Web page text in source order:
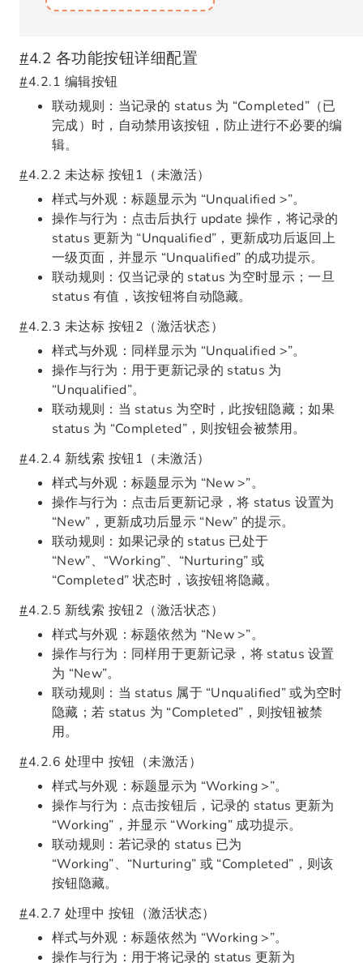
#4.2 各功能按钮详细配置
#4.2.1 编辑按钮
联动规则：当记录的 status 为 “Completed”（已
完成）时，自动禁用该按钮，防止进行不必要的编
辑。
#4.2.2 未达标 按钮1（未激活）
样式与外观：标题显示为 “Unqualified >”。
操作与行为：点击后执行 update 操作，将记录的
status 更新为 “Unqualified”，更新成功后返回上
一级页面，并显示 “Unqualified” 的成功提示。
联动规则：仅当记录的 status 为空时显示；一旦
status 有值，该按钮将自动隐藏。
#4.2.3 未达标 按钮2（激活状态）
样式与外观：同样显示为 “Unqualified >”。
操作与行为：用于更新记录的 status 为
“Unqualified”。
联动规则：当 status 为空时，此按钮隐藏；如果
status 为 “Completed”，则按钮会被禁用。
#4.2.4 新线索 按钮1（未激活）
样式与外观：标题显示为 “New >”。
操作与行为：点击后更新记录，将 status 设置为
“New”，更新成功后显示 “New” 的提示。
联动规则：如果记录的 status 已处于
“New”、“Working”、“Nurturing” 或
“Completed” 状态时，该按钮将隐藏。
#4.2.5 新线索 按钮2（激活状态）
样式与外观：标题依然为 “New >”。
操作与行为：同样用于更新记录，将 status 设置
为 “New”。
联动规则：当 status 属于 “Unqualified” 或为空时
隐藏；若 status 为 “Completed”，则按钮被禁
用。
#4.2.6 处理中 按钮（未激活）
样式与外观：标题显示为 “Working >”。
操作与行为：点击按钮后，记录的 status 更新为
“Working”，并显示 “Working” 成功提示。
联动规则：若记录的 status 已为
“Working”、“Nurturing” 或 “Completed”，则该
按钮隐藏。
#4.2.7 处理中 按钮（激活状态）
样式与外观：标题依然为 “Working >”。
操作与行为：用于将记录的 status 更新为